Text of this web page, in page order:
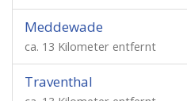
Meddewade
ca. 13 Kilometer entfernt
Traventhal